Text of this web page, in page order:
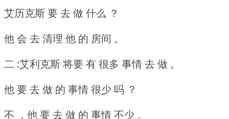
艾历克斯 要 去 做 什么 ？
他 会 去 清理 他 的 房间 。
二 :艾利克斯 将要 有 很多 事情 去 做 。
他 要 去 做 的 事情 很少 吗 ？
不 ，他 要 去 做 的 事情 不少 。